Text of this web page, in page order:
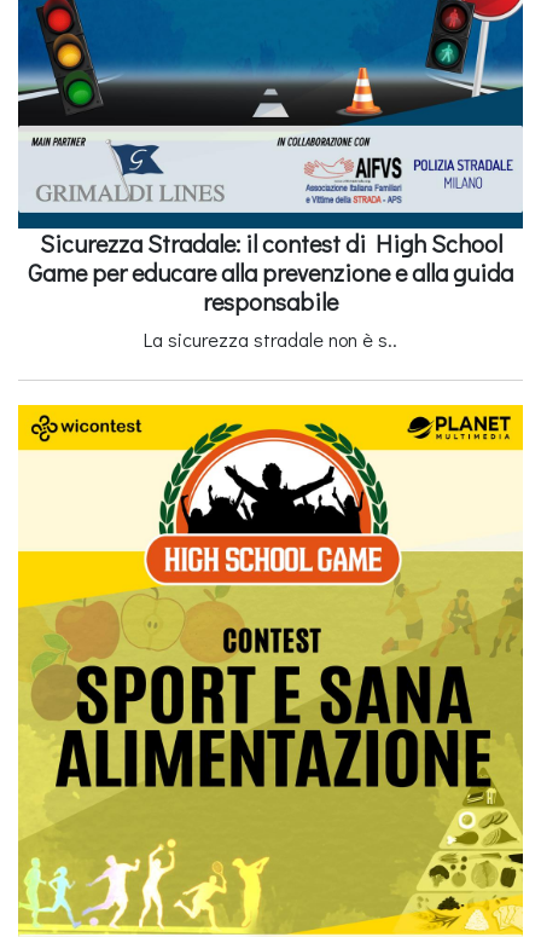
Sicurezza Stradale: il contest di High School
Game per educare alla prevenzione e alla guida
responsabile
La sicurezza stradale non è s..